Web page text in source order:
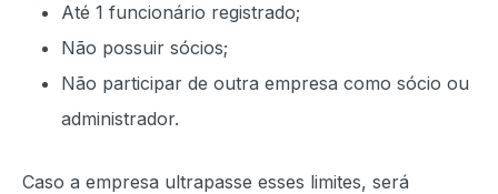
Até 1 funcionário registrado;
Não possuir sócios;
Não participar de outra empresa como sócio ou
administrador.
Caso a empresa ultrapasse esses limites, será